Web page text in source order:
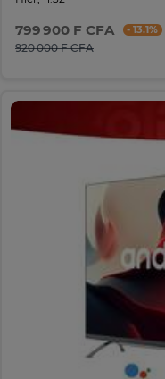
799 900 F CFA - 13.1%
920 000 F CFA